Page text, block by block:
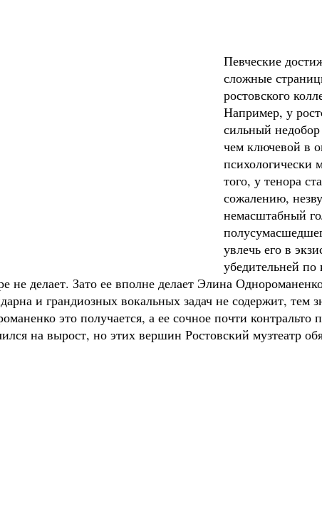
Певческие
сложные
ростовского
Например, у
сильный недобор
чем ключевой в
психологически
того, у тенора
сожалению,
немасштабный
увлечь его в
убедительней по
не делает. Зато ее вполне делает Элина
и грандиозных вокальных задач не содержит, тем
это получается, а ее сочное почти
на вырост, но этих вершин Ростовский музтеатр